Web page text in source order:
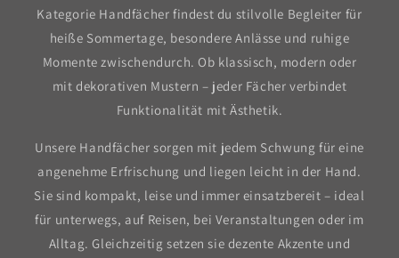
Kategorie Handfächer findest du stilvolle Begleiter für
heiße Sommertage, besondere Anlässe und ruhige
Momente zwischendurch. Ob klassisch, modern oder
mit dekorativen Mustern – jeder Fächer verbindet
Funktionalität mit Ästhetik.
Unsere Handfächer sorgen mit jedem Schwung für eine
angenehme Erfrischung und liegen leicht in der Hand.
Sie sind kompakt, leise und immer einsatzbereit – ideal
für unterwegs, auf Reisen, bei Veranstaltungen oder im
Alltag. Gleichzeitig setzen sie dezente Akzente und